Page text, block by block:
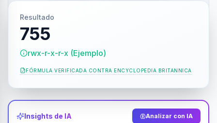
Resultado
755
rwx-r-x-r-x (Ejemplo)
FÓRMULA VERIFICADA CONTRA ENCYCLOPEDIA BRITANNICA
Insights de IA Analizar con IA